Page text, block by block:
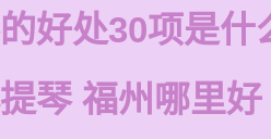
好处30项是什
琴 福州哪里好